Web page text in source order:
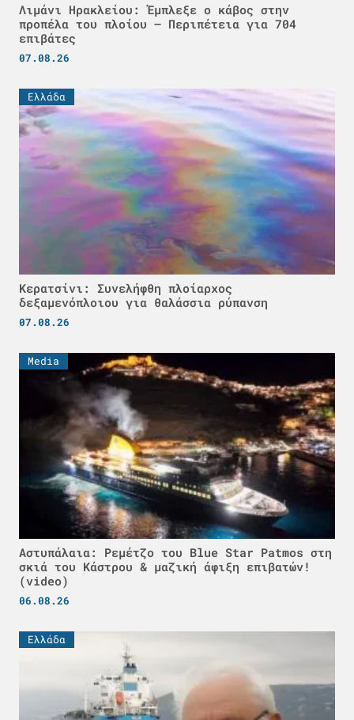
Λιμάνι Ηρακλείου: Έμπλεξε ο κάβος στην
προπέλα του πλοίου – Περιπέτεια για 704
επιβάτες
07.08.26
Ελλάδα
Κερατσίνι: Συνελήφθη πλοίαρχος
δεξαμενόπλοιου για θαλάσσια ρύπανση
07.08.26
Media
Αστυπάλαια: Ρεμέτζο του Blue Star Patmos στη
σκιά του Κάστρου & μαζική άφιξη επιβατών!
(video)
06.08.26
Ελλάδα